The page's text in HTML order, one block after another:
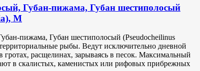
Губан-пижама, Губан шестиполосый
M
пижама, Губан шестиполосый (Pseudocheilinus
рыбы. Ведут исключительно дневной
гротах, расщелинах, зарываясь в песок. Максимальный
в скалистых, каменистых или рифовых прибрежных